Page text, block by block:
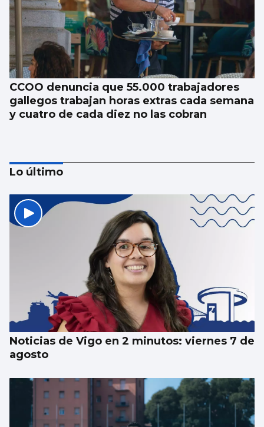
CCOO denuncia que 55.000 trabajadores
gallegos trabajan horas extras cada semana
y cuatro de cada diez no las cobran
La nigranesa Kreios Space lanzará el
satélite que volará más cerca de la Tierra
Lo último
Noticias de Vigo en 2 minutos: viernes 7 de
agosto